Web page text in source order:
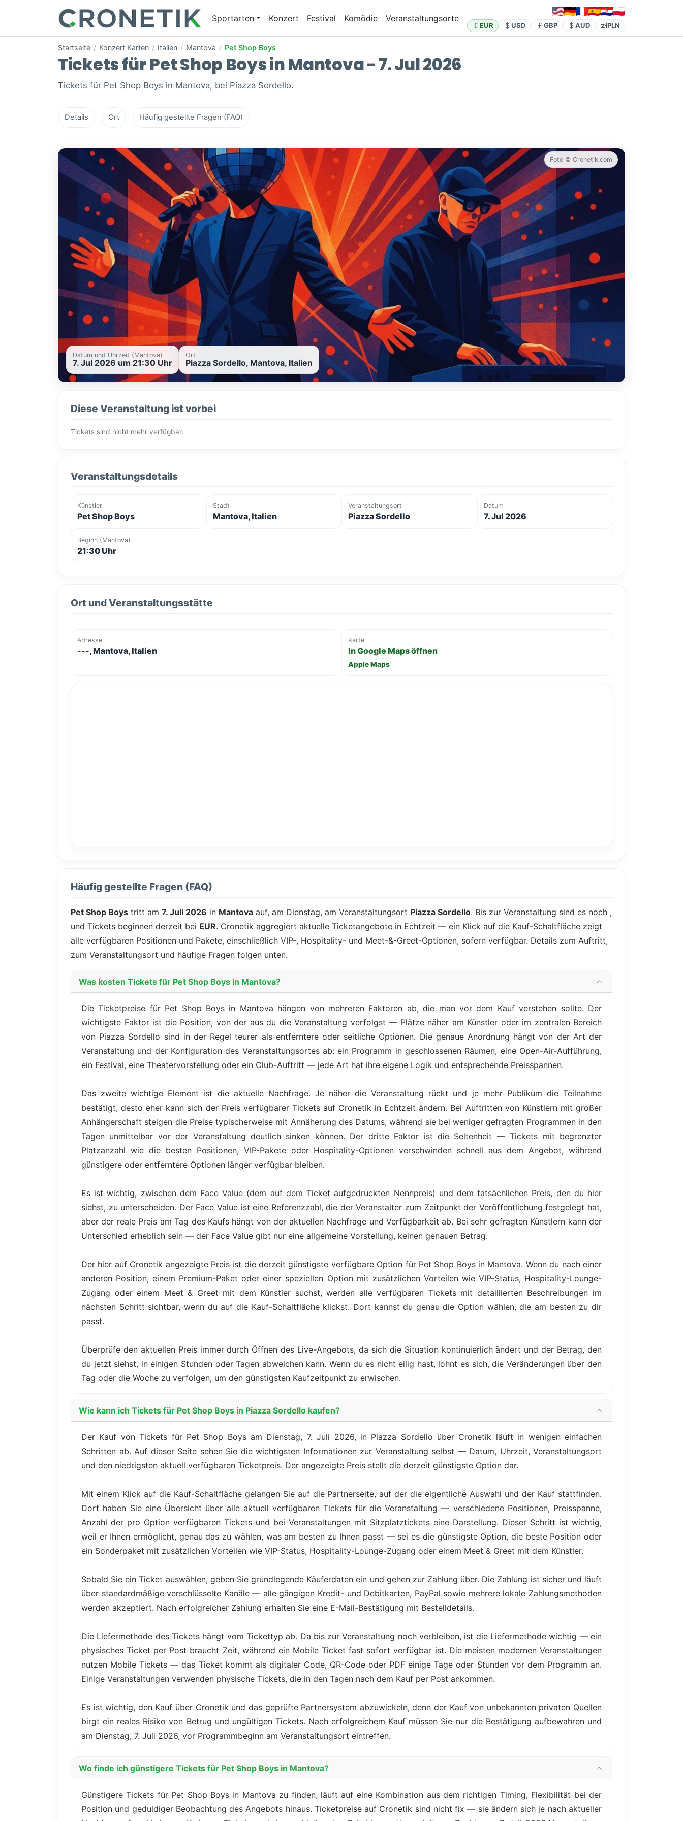
Sportarten Konzert Festival Komödie Veranstaltungsorte
EUR USD GBP AUD złPLN
Startseite / Konzert Karten / Italien / Mantova / Pet Shop Boys
Tickets für Pet Shop Boys in Mantova - 7. Jul 2026
Tickets für Pet Shop Boys in Mantova, bei Piazza Sordello.
Details Ort Häufig gestellte Fragen (FAQ)
Foto © Cronetik.com
Datum und Uhrzeit (Mantova)
7. Jul 2026 um 21:30 Uhr
Ort
Piazza Sordello, Mantova, Italien
Diese Veranstaltung ist vorbei
Tickets sind nicht mehr verfügbar.
Veranstaltungsdetails
Künstler
Pet Shop Boys
Stadt
Mantova, Italien
Veranstaltungsort
Piazza Sordello
Datum
7. Jul 2026
Beginn (Mantova)
21:30 Uhr
Ort und Veranstaltungsstätte
Adresse
---, Mantova, Italien
Karte
In Google Maps öffnen
Apple Maps
Häufig gestellte Fragen (FAQ)
Pet Shop Boys tritt am 7. Juli 2026 in Mantova auf, am Dienstag, am Veranstaltungsort Piazza Sordello. Bis zur Veranstaltung sind es noch ,
und Tickets beginnen derzeit bei EUR. Cronetik aggregiert aktuelle Ticketangebote in Echtzeit — ein Klick auf die Kauf-Schaltfläche zeigt
alle verfügbaren Positionen und Pakete, einschließlich VIP-, Hospitality- und Meet-&-Greet-Optionen, sofern verfügbar. Details zum Auftritt,
zum Veranstaltungsort und häufige Fragen folgen unten.
Was kosten Tickets für Pet Shop Boys in Mantova?
Die Ticketpreise für Pet Shop Boys in Mantova hängen von mehreren Faktoren ab, die man vor dem Kauf verstehen sollte. Der
wichtigste Faktor ist die Position, von der aus du die Veranstaltung verfolgst — Plätze näher am Künstler oder im zentralen Bereich
von Piazza Sordello sind in der Regel teurer als entferntere oder seitliche Optionen. Die genaue Anordnung hängt von der Art der
Veranstaltung und der Konfiguration des Veranstaltungsortes ab: ein Programm in geschlossenen Räumen, eine Open-Air-Aufführung,
ein Festival, eine Theatervorstellung oder ein Club-Auftritt — jede Art hat ihre eigene Logik und entsprechende Preisspannen.
Das zweite wichtige Element ist die aktuelle Nachfrage. Je näher die Veranstaltung rückt und je mehr Publikum die Teilnahme
bestätigt, desto eher kann sich der Preis verfügbarer Tickets auf Cronetik in Echtzeit ändern. Bei Auftritten von Künstlern mit großer
Anhängerschaft steigen die Preise typischerweise mit Annäherung des Datums, während sie bei weniger gefragten Programmen in den
Tagen unmittelbar vor der Veranstaltung deutlich sinken können. Der dritte Faktor ist die Seltenheit — Tickets mit begrenzter
Platzanzahl wie die besten Positionen, VIP-Pakete oder Hospitality-Optionen verschwinden schnell aus dem Angebot, während
günstigere oder entferntere Optionen länger verfügbar bleiben.
Es ist wichtig, zwischen dem Face Value (dem auf dem Ticket aufgedruckten Nennpreis) und dem tatsächlichen Preis, den du hier
siehst, zu unterscheiden. Der Face Value ist eine Referenzzahl, die der Veranstalter zum Zeitpunkt der Veröffentlichung festgelegt hat,
aber der reale Preis am Tag des Kaufs hängt von der aktuellen Nachfrage und Verfügbarkeit ab. Bei sehr gefragten Künstlern kann der
Unterschied erheblich sein — der Face Value gibt nur eine allgemeine Vorstellung, keinen genauen Betrag.
Der hier auf Cronetik angezeigte Preis ist die derzeit günstigste verfügbare Option für Pet Shop Boys in Mantova. Wenn du nach einer
anderen Position, einem Premium-Paket oder einer speziellen Option mit zusätzlichen Vorteilen wie VIP-Status, Hospitality-Lounge-
Zugang oder einem Meet & Greet mit dem Künstler suchst, werden alle verfügbaren Tickets mit detaillierten Beschreibungen im
nächsten Schritt sichtbar, wenn du auf die Kauf-Schaltfläche klickst. Dort kannst du genau die Option wählen, die am besten zu dir
passt.
Überprüfe den aktuellen Preis immer durch Öffnen des Live-Angebots, da sich die Situation kontinuierlich ändert und der Betrag, den
du jetzt siehst, in einigen Stunden oder Tagen abweichen kann. Wenn du es nicht eilig hast, lohnt es sich, die Veränderungen über den
Tag oder die Woche zu verfolgen, um den günstigsten Kaufzeitpunkt zu erwischen.
Wie kann ich Tickets für Pet Shop Boys in Piazza Sordello kaufen?
Der Kauf von Tickets für Pet Shop Boys am Dienstag, 7. Juli 2026, in Piazza Sordello über Cronetik läuft in wenigen einfachen
Schritten ab. Auf dieser Seite sehen Sie die wichtigsten Informationen zur Veranstaltung selbst — Datum, Uhrzeit, Veranstaltungsort
und den niedrigsten aktuell verfügbaren Ticketpreis. Der angezeigte Preis stellt die derzeit günstigste Option dar.
Mit einem Klick auf die Kauf-Schaltfläche gelangen Sie auf die Partnerseite, auf der die eigentliche Auswahl und der Kauf stattfinden.
Dort haben Sie eine Übersicht über alle aktuell verfügbaren Tickets für die Veranstaltung — verschiedene Positionen, Preisspanne,
Anzahl der pro Option verfügbaren Tickets und bei Veranstaltungen mit Sitzplatztickets eine Darstellung. Dieser Schritt ist wichtig,
weil er Ihnen ermöglicht, genau das zu wählen, was am besten zu Ihnen passt — sei es die günstigste Option, die beste Position oder
ein Sonderpaket mit zusätzlichen Vorteilen wie VIP-Status, Hospitality-Lounge-Zugang oder einem Meet & Greet mit dem Künstler.
Sobald Sie ein Ticket auswählen, geben Sie grundlegende Käuferdaten ein und gehen zur Zahlung über. Die Zahlung ist sicher und läuft
über standardmäßige verschlüsselte Kanäle — alle gängigen Kredit- und Debitkarten, PayPal sowie mehrere lokale Zahlungsmethoden
werden akzeptiert. Nach erfolgreicher Zahlung erhalten Sie eine E-Mail-Bestätigung mit Bestelldetails.
Die Liefermethode des Tickets hängt vom Tickettyp ab. Da bis zur Veranstaltung noch verbleiben, ist die Liefermethode wichtig — ein
physisches Ticket per Post braucht Zeit, während ein Mobile Ticket fast sofort verfügbar ist. Die meisten modernen Veranstaltungen
nutzen Mobile Tickets — das Ticket kommt als digitaler Code, QR-Code oder PDF einige Tage oder Stunden vor dem Programm an.
Einige Veranstaltungen verwenden physische Tickets, die in den Tagen nach dem Kauf per Post ankommen.
Es ist wichtig, den Kauf über Cronetik und das geprüfte Partnersystem abzuwickeln, denn der Kauf von unbekannten privaten Quellen
birgt ein reales Risiko von Betrug und ungültigen Tickets. Nach erfolgreichem Kauf müssen Sie nur die Bestätigung aufbewahren und
am Dienstag, 7. Juli 2026, vor Programmbeginn am Veranstaltungsort eintreffen.
Wo finde ich günstigere Tickets für Pet Shop Boys in Mantova?
Günstigere Tickets für Pet Shop Boys in Mantova zu finden, läuft auf eine Kombination aus dem richtigen Timing, Flexibilität bei der
Position und geduldiger Beobachtung des Angebots hinaus. Ticketpreise auf Cronetik sind nicht fix — sie ändern sich je nach aktueller